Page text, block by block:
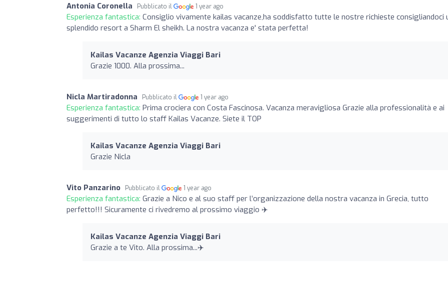
Antonia Coronella Pubblicato il 1 year ago
Esperienza fantastica: Consiglio vivamente kailas vacanze,ha soddisfatto tutte le nostre richieste consigliandoci
splendido resort a Sharm El sheikh. La nostra vacanza e' stata perfetta!
Kailas Vacanze Agenzia Viaggi Bari
Grazie 1000. Alla prossima...
Nicla Martiradonna Pubblicato il 1 year ago
Esperienza fantastica: Prima crociera con Costa Fascinosa. Vacanza meravigliosa Grazie alla professionalità e ai
suggerimenti di tutto lo staff Kailas Vacanze. Siete il TOP
Kailas Vacanze Agenzia Viaggi Bari
Grazie Nicla
Vito Panzarino Pubblicato il 1 year ago
Esperienza fantastica: Grazie a Nico e al suo staff per l’organizzazione della nostra vacanza in Grecia, tutto
perfetto!!! Sicuramente ci rivedremo al prossimo viaggio ✈️
Kailas Vacanze Agenzia Viaggi Bari
Grazie a te Vito. Alla prossima...✈️